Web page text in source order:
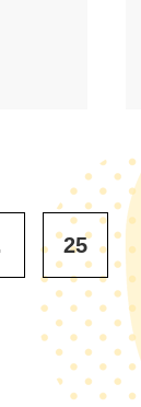
25